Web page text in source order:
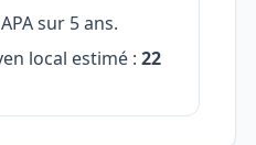
sur 5 ans.
local estimé : 22